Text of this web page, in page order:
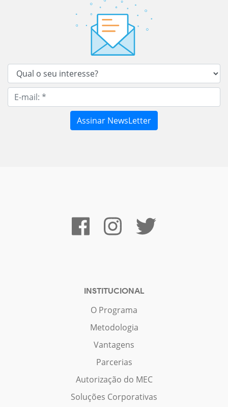
INSTITUCIONAL
O Programa
Metodologia
Vantagens
Parcerias
Autorização do MEC
Soluções Corporativas